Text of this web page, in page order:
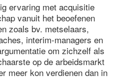
ervaring met acquisitie
vanuit het beoefenen
zoals bv. metselaars,
interim-managers en
om zichzelf als
op de arbeidsmarkt
meer kon verdienen dan in